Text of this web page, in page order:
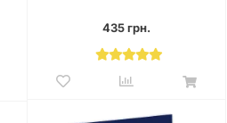
435 грн.